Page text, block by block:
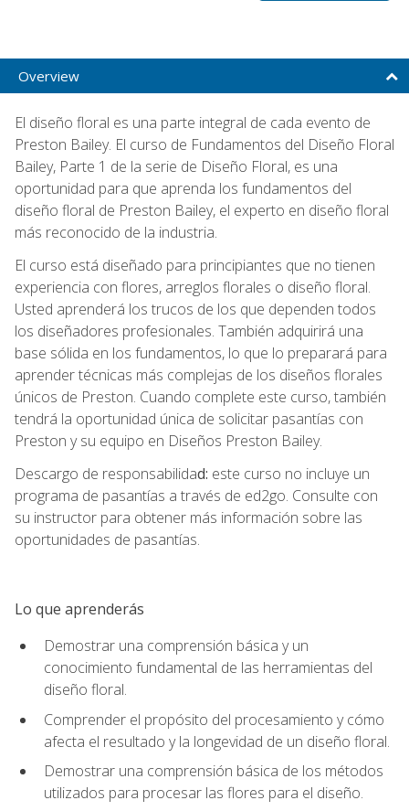
Overview
El diseño floral es una parte integral de cada evento de
Preston Bailey. El curso de Fundamentos del Diseño Floral
Bailey, Parte 1 de la serie de Diseño Floral, es una
oportunidad para que aprenda los fundamentos del
diseño floral de Preston Bailey, el experto en diseño floral
más reconocido de la industria.
El curso está diseñado para principiantes que no tienen
experiencia con flores, arreglos florales o diseño floral.
Usted aprenderá los trucos de los que dependen todos
los diseñadores profesionales. También adquirirá una
base sólida en los fundamentos, lo que lo preparará para
aprender técnicas más complejas de los diseños florales
únicos de Preston. Cuando complete este curso, también
tendrá la oportunidad única de solicitar pasantías con
Preston y su equipo en Diseños Preston Bailey.
Descargo de responsabilidad: este curso no incluye un
programa de pasantías a través de ed2go. Consulte con
su instructor para obtener más información sobre las
oportunidades de pasantías.
Lo que aprenderás
Demostrar una comprensión básica y un
conocimiento fundamental de las herramientas del
diseño floral.
Comprender el propósito del procesamiento y cómo
afecta el resultado y la longevidad de un diseño floral.
Demostrar una comprensión básica de los métodos
utilizados para procesar las flores para el diseño.